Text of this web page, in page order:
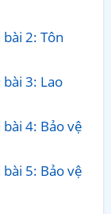
2: Tôn
3: Lao
4: Bảo vệ
5: Bảo vệ